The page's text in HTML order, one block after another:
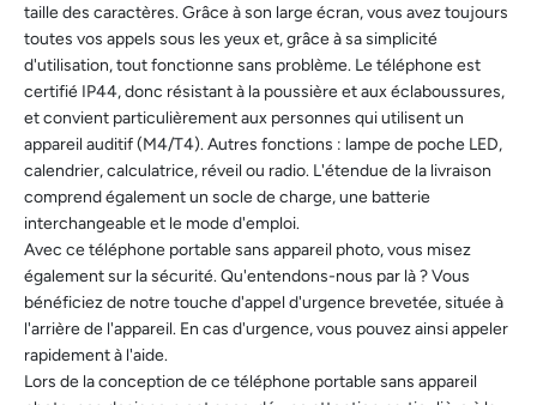
taille des caractères. Grâce à son large écran, vous avez toujours
toutes vos appels sous les yeux et, grâce à sa simplicité
d'utilisation, tout fonctionne sans problème. Le téléphone est
certifié IP44, donc résistant à la poussière et aux éclaboussures,
et convient particulièrement aux personnes qui utilisent un
appareil auditif (M4/T4). Autres fonctions : lampe de poche LED,
calendrier, calculatrice, réveil ou radio. L'étendue de la livraison
comprend également un socle de charge, une batterie
interchangeable et le mode d'emploi.
Avec ce téléphone portable sans appareil photo, vous misez
également sur la sécurité. Qu'entendons-nous par là ? Vous
bénéficiez de notre touche d'appel d'urgence brevetée, située à
l'arrière de l'appareil. En cas d'urgence, vous pouvez ainsi appeler
rapidement à l'aide.
Lors de la conception de ce téléphone portable sans appareil